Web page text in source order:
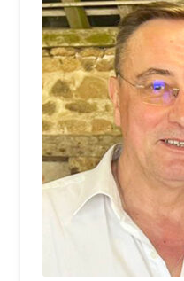
Suivi de la Commande